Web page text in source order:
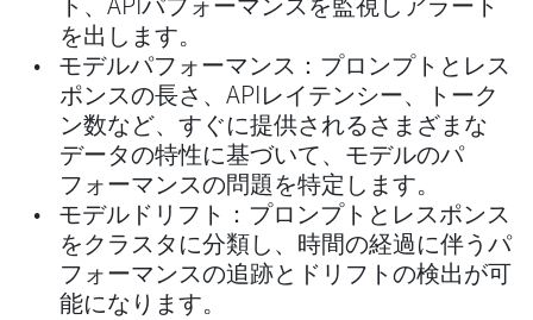
を出します。
モデルパフォーマンス：プロンプトとレス
ポンスの長さ、APIレイテンシー、トーク
ン数など、すぐに提供されるさまざまな
データの特性に基づいて、モデルのパ
フォーマンスの問題を特定します。
モデルドリフト：プロンプトとレスポンス
をクラスタに分類し、時間の経過に伴うパ
フォーマンスの追跡とドリフトの検出が可
能になります。